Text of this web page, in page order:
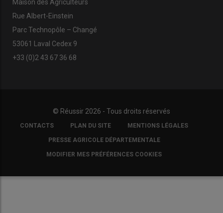
Maison des Agriculteurs
Rue Albert-Einstein
Parc Technopôle – Changé
53061 Laval Cedex 9
+33 (0)2 43 67 36 68
© Réussir 2026 - Tous droits réservés
FOOTER
COPYRIGHT
CONTACTS PLAN DU SITE MENTIONS LÉGALES
PRESSE AGRICOLE DÉPARTEMENTALE
MODIFIER MES PRÉFÉRENCES COOKIES